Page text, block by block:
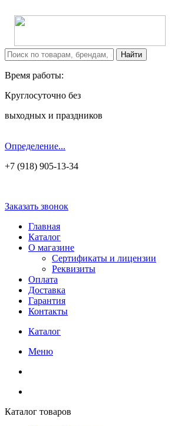
Время работы:
Круглосуточно без
выходных и праздников
Определение...
+7 (918) 905-13-34
Заказать звонок
Главная
Каталог
О магазине
Сертификаты и лицензии
Реквизиты
Оплата
Доставка
Гарантия
Контакты
Каталог
Меню
Каталог товаров